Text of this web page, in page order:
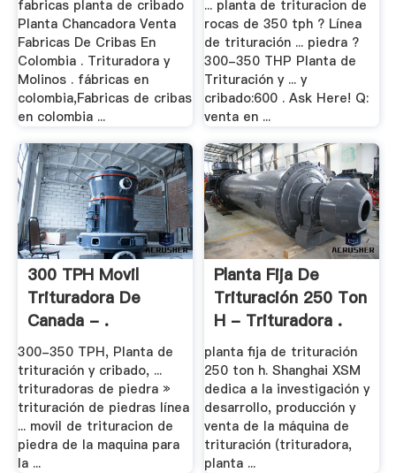
fabricas planta de cribado
Planta Chancadora Venta
Fabricas De Cribas En
Colombia . Trituradora y
Molinos . fábricas en
colombia,Fabricas de cribas
en colombia ...
... planta de trituracion de
rocas de 350 tph ? Línea
de trituración ... piedra ?
300-350 THP Planta de
Trituración y ... y
cribado:600 . Ask Here! Q:
venta en ...
300 TPH Movil
Trituradora De
Canada - .
300-350 TPH, Planta de
trituración y cribado, ...
trituradoras de piedra »
trituración de piedras línea
... movil de trituracion de
piedra de la maquina para
la ...
Planta Fija De
Trituración 250 Ton
H - Trituradora .
planta fija de trituración
250 ton h. Shanghai XSM
dedica a la investigación y
desarrollo, producción y
venta de la máquina de
trituración (trituradora,
planta ...